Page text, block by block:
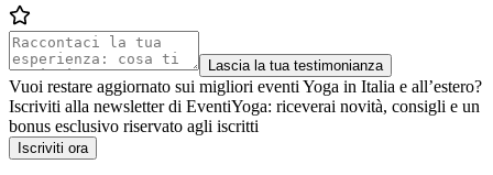
Lascia la tua testimonianza
Vuoi restare aggiornato sui migliori eventi Yoga in Italia e all’estero?
Iscriviti alla newsletter di EventiYoga: riceverai novità, consigli e un
bonus esclusivo riservato agli iscritti
Iscriviti ora